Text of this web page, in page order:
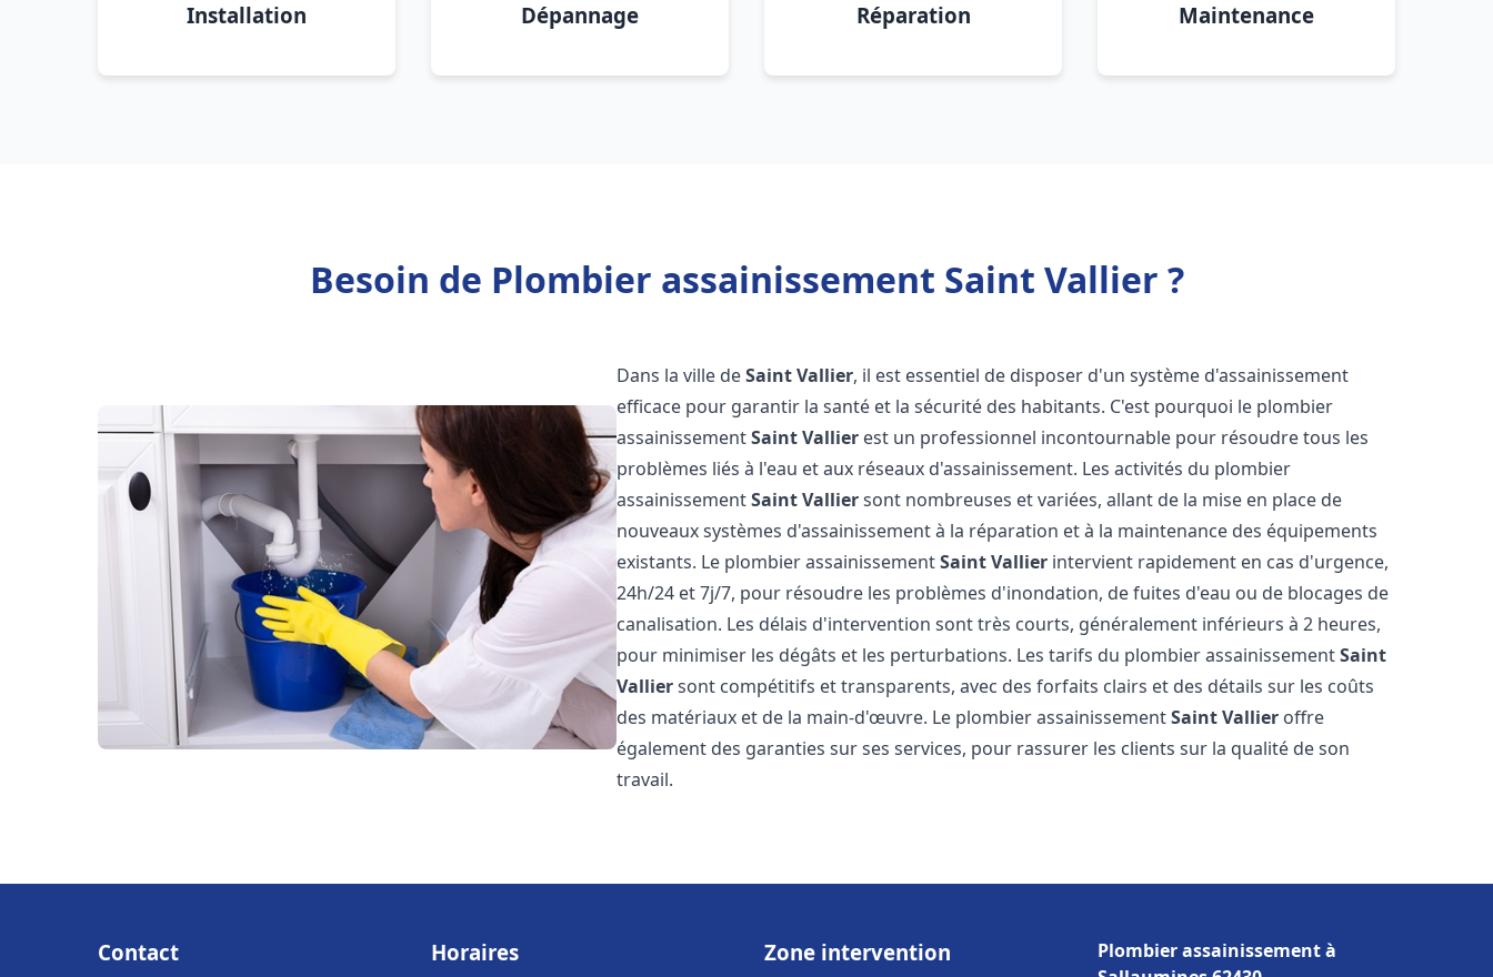
Installation Dépannage Réparation Maintenance
Besoin de Plombier assainissement Saint Vallier ?
Dans la ville deSaint Vallier, il est essentiel de disposer d'un système d'assainissement
efficace pour garantir la santé et la sécurité des habitants. C'est pourquoi le plombier
assainissementSaint Vallier est un professionnel incontournable pour résoudre tous les
problèmes liés à l'eau et aux réseaux d'assainissement. Les activités du plombier
assainissementSaint Valliersont nombreuses et variées, allant de la mise en place de
nouveaux systèmes d'assainissement à la réparation et à la maintenance des équipements
existants. Le plombier assainissementSaint Vallier intervient rapidement en cas d'urgence,
24h/24 et 7j/7, pour résoudre les problèmes d'inondation, de fuites d'eau ou de blocages de
canalisation. Les délais d'intervention sont très courts, généralement inférieurs à 2 heures,
pour minimiser les dégâts et les perturbations. Les tarifs du plombier assainissementSaint
Valliersont compétitifs et transparents, avec des forfaits clairs et des détails sur les coûts
des matériaux et de la main-d'œuvre. Le plombier assainissementSaint Vallier offre
également des garanties sur ses services, pour rassurer les clients sur la qualité de son
travail.
Contact Horaires Zone intervention
Plombier assainissement à